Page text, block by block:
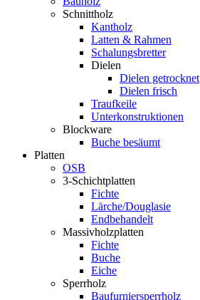
Schnittholz
Kantholz
Latten & Rahmen
Schalungsbretter
Dielen
Dielen getrocknet
Dielen frisch
Traufkeile
Unterkonstruktionen
Blockware
Buche besäumt
Platten
OSB
3-Schichtplatten
Fichte
Lärche/Douglasie
Endbehandelt
Massivholzplatten
Fichte
Buche
Eiche
Sperrholz
Baufurniersperrholz